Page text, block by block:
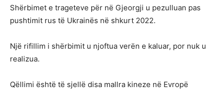
Shërbimet e trageteve për në Gjeorgji u pezulluan pas
pushtimit rus të Ukrainës në shkurt 2022.
Një rifillim i shërbimit u njoftua verën e kaluar, por nuk u
realizua.
Qëllimi është të sjellë disa mallra kineze në Evropë